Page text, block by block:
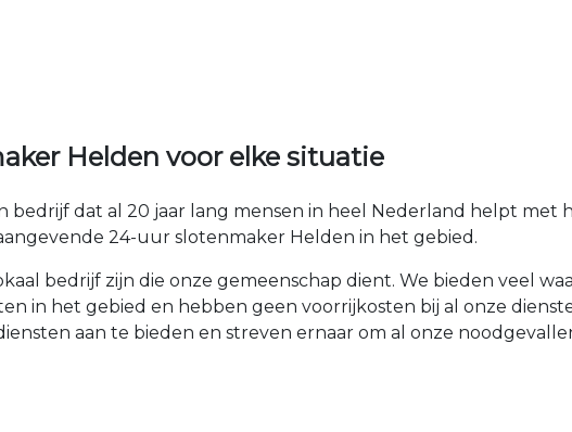
Helden voor elke situatie
bedrijf dat al 20 jaar lang mensen in heel Nederland helpt met
24-uur slotenmaker Helden in het gebied.
bedrijf zijn die onze gemeenschap dient. We bieden veel
in het gebied en hebben geen voorrijkosten bij al onze
aan te bieden en streven ernaar om al onze